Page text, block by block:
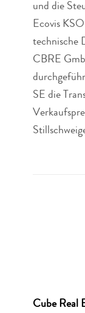
und die
Ecovis
technische
CBRE
SE die
Cube Real